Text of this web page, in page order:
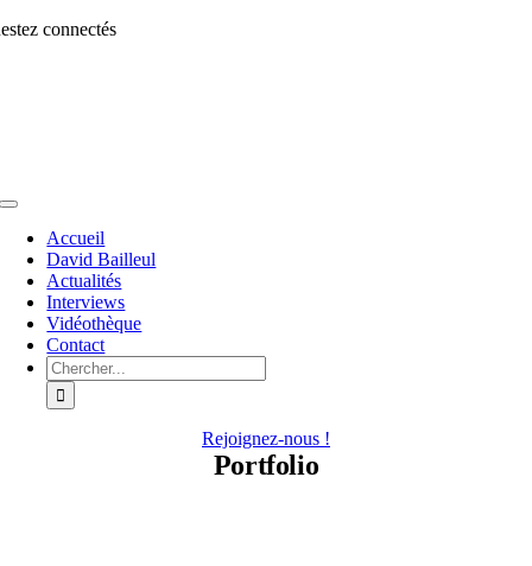
Allerconnectés
Toggle
NavigationAccueil
David Bailleul
Actualités
Interviews
Vidéothèque
Contact
Rechercher:
Rejoignez-nous !
Portfolio